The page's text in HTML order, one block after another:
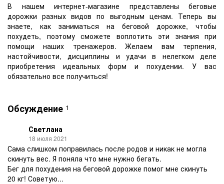
В нашем интернет-магазине представлены беговые
дорожки разных видов по выгодным ценам. Теперь вы
знаете,
как заниматься на беговой дорожке, чтобы
похудеть, поэтому сможете воплотить эти знания при
помощи наших тренажеров. Желаем вам терпения,
настойчивости, дисциплины и удачи в нелегком деле
приобретения идеальных форм и похудении. У вас
обязательно все получиться!
Обсуждение 1
Светлана
18 июля 2021
Сама слишком поправилась после родов и никак не могла
скинуть вес. Я поняла что мне нужно бегать.
Бег для похудения на беговой дорожке помог мне скинуть
20 кг! Советую...